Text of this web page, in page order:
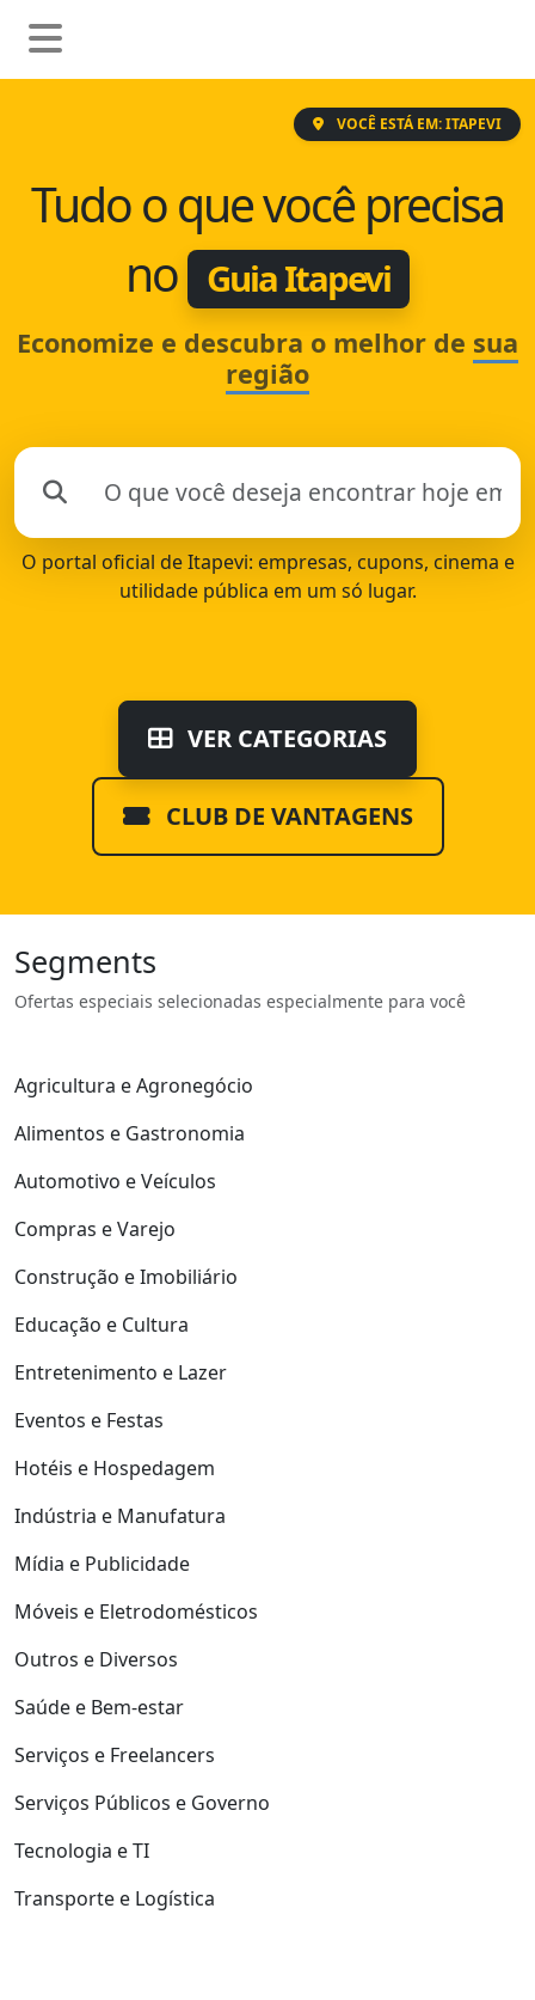
VOCÊ ESTÁ EM: ITAPEVI
Tudo o que você precisa
no
Guia Itapevi
Economize e descubra o melhor de sua
região
O portal oficial de Itapevi: empresas, cupons, cinema e
utilidade pública em um só lugar.
VER CATEGORIAS
CLUB DE VANTAGENS
Segments
Ofertas especiais selecionadas especialmente para você
Agricultura e Agronegócio
Alimentos e Gastronomia
Automotivo e Veículos
Compras e Varejo
Construção e Imobiliário
Educação e Cultura
Entretenimento e Lazer
Eventos e Festas
Hotéis e Hospedagem
Indústria e Manufatura
Mídia e Publicidade
Móveis e Eletrodomésticos
Outros e Diversos
Saúde e Bem-estar
Serviços e Freelancers
Serviços Públicos e Governo
Tecnologia e TI
Transporte e Logística